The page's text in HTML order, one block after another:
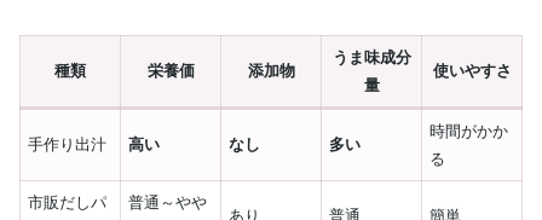
種類 栄養価 添加物
うま味成分
量
使いやすさ
手作り出汁 高い なし 多い
時間がかか
る
市販だしパ 普通～やや
あり 普通 簡単